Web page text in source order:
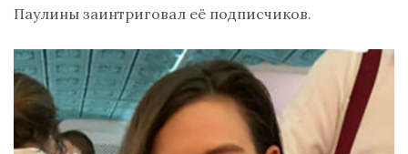
Паулины заинтриговал её подписчиков.